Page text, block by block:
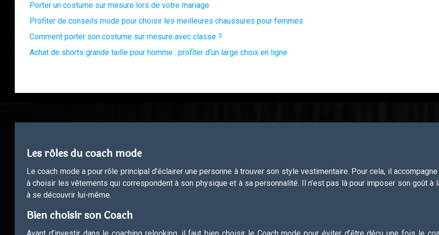
Porter un costume sur mesure lors de votre mariage
Profiter de conseils mode pour choisir les meilleures chaussures pour femmes
Comment porter son costume sur mesure avec classe ?
Achat de shorts grande taille pour homme : profiter d’un large choix en ligne
Les rôles du coach mode
Le coach mode a pour rôle principal d’éclairer une personne à trouver son style vestimentaire. Pour cela, il
à choisir les vêtements qui correspondent à son physique et à sa personnalité. Il n’est pas là pour imposer son goût à
à se découvrir lui-même.
Bien choisir son Coach